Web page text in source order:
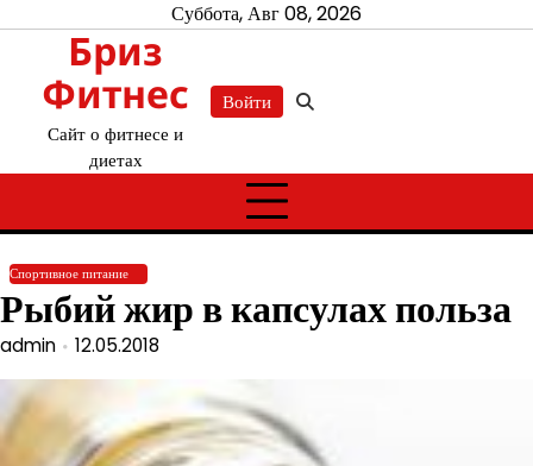
содержимому
Суббота, Авг 08, 2026
Бриз
Фитнес
Сайт о фитнесе и
диетах
Войти
Спортивное питание
Рыбий жир в капсулах польза
admin 12.05.2018